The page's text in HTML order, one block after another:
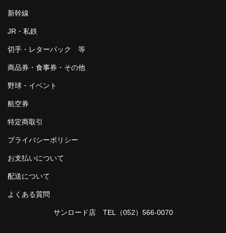
新幹線
JR・私鉄
切手・レターパック 等
商品券・食事券・その他
野球・イベント
航空券
特定商取引
プライバシーポリシー
お支払いについて
配送について
よくある質問
サンロード店 TEL（052）566-0070